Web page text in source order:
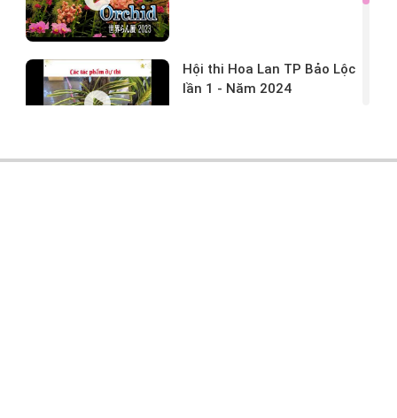
Hội thi Hoa Lan TP Bảo Lộc
lần 1 - Năm 2024